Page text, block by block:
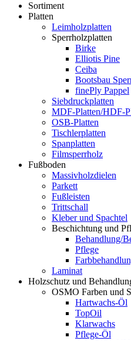
Sortiment
Platten
Leimholzplatten
Sperrholzplatten
Birke
Elliotis Pine
Ceiba
Bootsbau
finePly Pappel
Siebdruckplatten
MDF-Platten/HDF-
OSB-Platten
Tischlerplatten
Spanplatten
Filmsperrholz
Fußboden
Massivholzdielen
Parkett
Fußleisten
Trittschall
Kleber und Spachtel
Beschichtung und
Behandlung/
Pflege
Laminat
Holzschutz und
OSMO Farben und
Hartwachs-Öl
TopOil
Klarwachs
Pflege-Öl